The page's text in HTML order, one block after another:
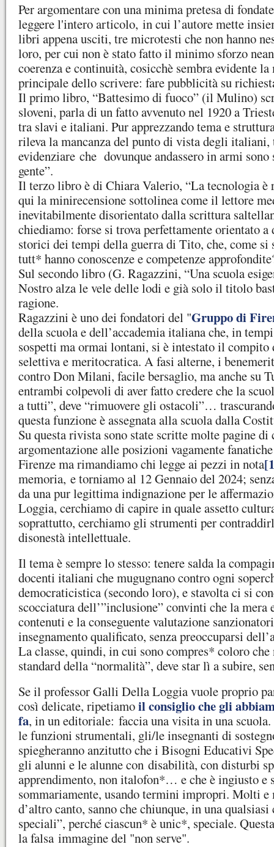
Per argomentare con una minima pretesa di
leggere l'intero articolo, in cui l’autore mette
libri appena usciti, tre microtesti che non hanno
loro, per cui non è stato fatto il minimo sforzo
coerenza e continuità, cosicchè sembra evidente
principale dello scrivere: fare pubblicità su
Il primo libro, “Battesimo di fuoco” (il Mulino)
sloveni, parla di un fatto avvenuto nel 1920 a
tra slavi e italiani. Pur apprezzando tema e
rileva la mancanza del punto di vista degli italiani,
evidenziare che dovunque andassero in armi sono
gente”.
Il terzo libro è di Chiara Valerio, “La tecnologia
qui la minirecensione sottolinea come il lettore
inevitabilmente disorientato dalla scrittura
chiediamo: forse si trova perfettamente orientato
storici dei tempi della guerra di Tito, che, come si
tutt* hanno conoscenze e competenze
Sul secondo libro (G. Ragazzini, “Una scuola
Nostro alza le vele delle lodi e già solo il titolo
ragione.
Ragazzini è uno dei fondatori del "Gruppo di
della scuola e dell’accademia italiana che, in
sospetti ma ormai lontani, si è intestato il
selettiva e meritocratica. A fasi alterne, i
contro Don Milani, facile bersaglio, ma anche su
entrambi colpevoli di aver fatto credere che la
a tutti”, deve “rimuovere gli ostacoli”…
questa funzione è assegnata alla scuola dalla
Su questa rivista sono state scritte molte pagine di
argomentazione alle posizioni vagamente
Firenze ma rimandiamo chi legge ai pezzi in nota
memoria, e torniamo al 12 Gennaio del 2024;
da una pur legittima indignazione per le
Loggia, cerchiamo di capire in quale assetto
soprattutto, cerchiamo gli strumenti per
disonestà intellettuale.
Il tema è sempre lo stesso: tenere salda la
docenti italiani che mugugnano contro ogni
democraticistica (secondo loro), e stavolta ci si
scocciatura dell’”inclusione” convinti che la mera
contenuti e la conseguente valutazione
insegnamento qualificato, senza preoccuparsi
La classe, quindi, in cui sono compres* coloro
standard della “normalità”, deve star lì a subire,
Se il professor Galli Della Loggia vuole proprio
così delicate, ripetiamoil consiglio che gli
fa, in un editoriale: faccia una visita in una
le funzioni strumentali, gli/le insegnanti di
spiegheranno anzitutto che i Bisogni Educativi
gli alunni e le alunne con disabilità, con disturbi
apprendimento, non italofon*… e che è ingiusto e
sommariamente, usando termini impropri. Molti e
d’altro canto, sanno che chiunque, in una qualsiasi
speciali”, perché ciascun* è unic*, speciale.
la falsa immagine del "non serve".